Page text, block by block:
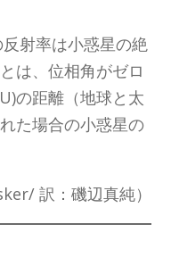
射率は小惑星の絶
は、位相角がゼロ
の距離（地球と太
た場合の小惑星の
訳：磯辺真純）